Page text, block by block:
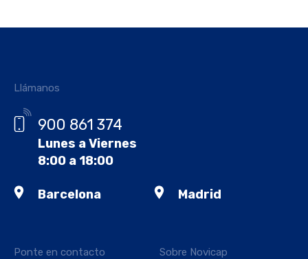
Ponte en contacto Sobre Novicap
Llámanos
900 861 374
Lunes a Viernes
8:00 a 18:00
Barcelona Madrid